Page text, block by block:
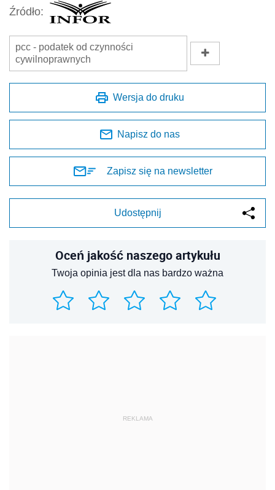
Źródło:
pcc - podatek od czynności
cywilnoprawnych
Wersja do druku
Napisz do nas
Zapisz się na newsletter
Udostępnij
Oceń jakość naszego artykułu
Twoja opinia jest dla nas bardzo ważna
REKLAMA